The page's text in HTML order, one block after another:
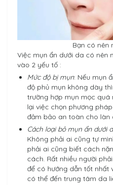
Bạn có nên
Việc mụn ẩn dưới da có nên
vào 2 yếu tố :
Mức độ bị mụn: Nếu mụn
độ phủ mụn không dày
trường hợp mụn mọc quá
lại việc chọn phương
đảm bảo an toàn cho làn
Cách loại bỏ mụn ẩn dưới
Không phải ai cũng tự
phải ai cũng biết cách
cách. Rất nhiều người
để có hướng dẫn tốt nhất
có thể đến trung tâm da